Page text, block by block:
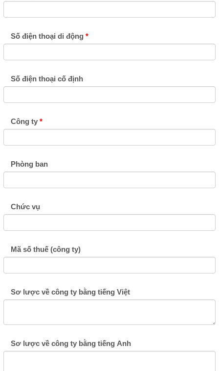
Số điện thoại di động
Số điện thoại cố định
Công ty
Phòng ban
Chức vụ
Mã số thuế (công ty)
Sơ lược về công ty bằng tiếng Việt
Sơ lược về công ty bằng tiếng Anh